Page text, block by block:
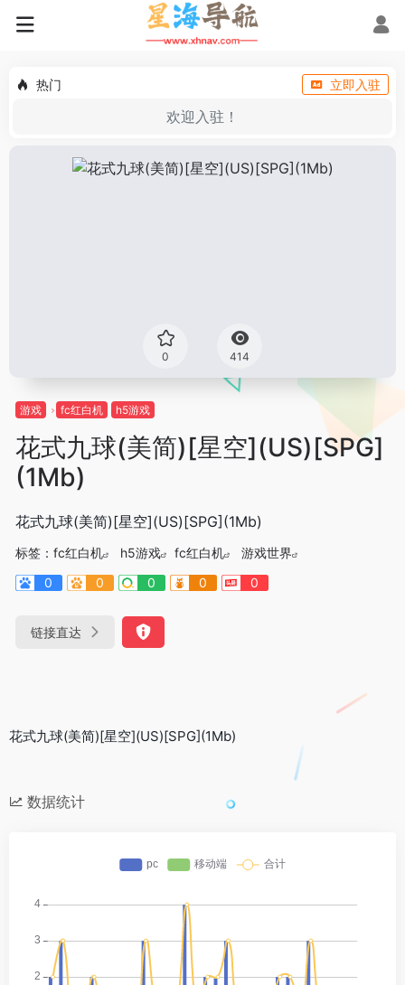
热门 立即入驻
欢迎入驻！
0 414
游戏 fc红白机 h5游戏
花式九球(美简)[星空](US)[SPG]
(1Mb)
花式九球(美简)[星空](US)[SPG](1Mb)
标签： fc红白机 h5游戏 fc红白机
游戏世界
0
0 0 0 0
链接直达
花式九球(美简)[星空](US)[SPG](1Mb)
数据统计